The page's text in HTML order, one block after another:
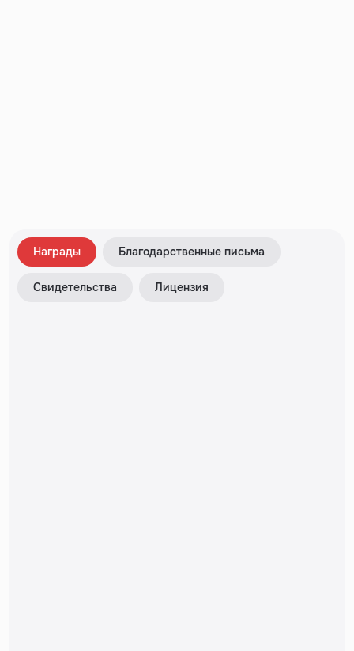
Награды Благодарственные письма
Свидетельства Лицензия